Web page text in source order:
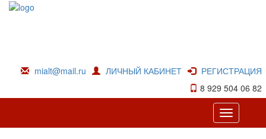
РЕГИСТРАЦИЯ
ЛИЧНЫЙ КАБИНЕТ
mialt@mail.ru
8 929 504 06 82
Toggle
navigation